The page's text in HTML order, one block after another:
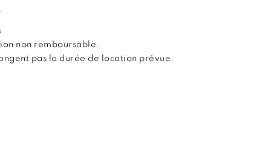
non remboursable.
pas la durée de location prévue.